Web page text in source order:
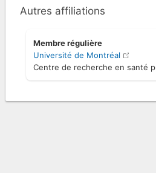
Autres affiliations
Membre régulière
Université de Montréal
Centre de recherche en santé